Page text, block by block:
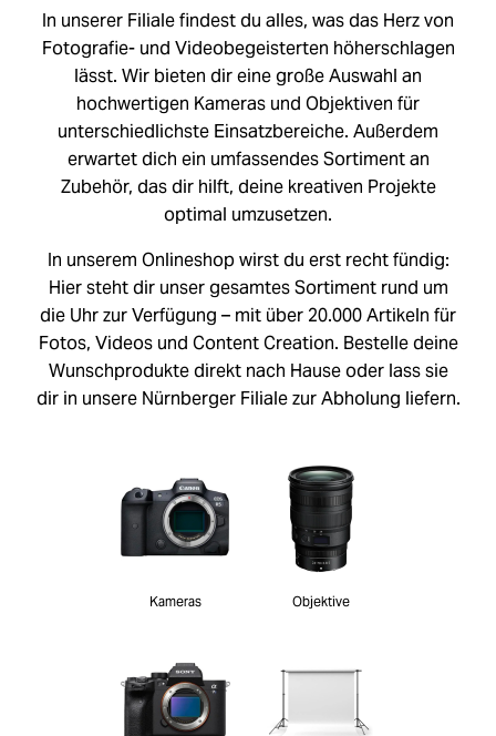
In unserer Filiale findest du alles, was das Herz von
Fotografie- und Videobegeisterten höherschlagen
lässt. Wir bieten dir eine große Auswahl an
hochwertigen Kameras und Objektiven für
unterschiedlichste Einsatzbereiche. Außerdem
erwartet dich ein umfassendes Sortiment an
Zubehör, das dir hilft, deine kreativen Projekte
optimal umzusetzen.
In unserem Onlineshop wirst du erst recht fündig:
Hier steht dir unser gesamtes Sortiment rund um
die Uhr zur Verfügung – mit über 20.000 Artikeln für
Fotos, Videos und Content Creation. Bestelle deine
Wunschprodukte direkt nach Hause oder lass sie
dir in unsere Nürnberger Filiale zur Abholung liefern.
Kameras Objektive